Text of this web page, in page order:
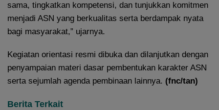
sama, tingkatkan kompetensi, dan tunjukkan komitmen
menjadi ASN yang berkualitas serta berdampak nyata
bagi masyarakat,” ujarnya.
Kegiatan orientasi resmi dibuka dan dilanjutkan dengan
penyampaian materi dasar pembentukan karakter ASN
serta sejumlah agenda pembinaan lainnya. (fnc/tan)
Berita Terkait